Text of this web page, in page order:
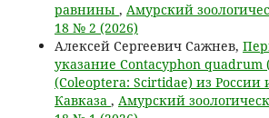
равнины , Амурский
18 № 2 (2026)
Алексей Сергеевич Сажнев,
указание Contacyphon quadrum
(Coleoptera: Scirtidae) из России
Кавказа , Амурский